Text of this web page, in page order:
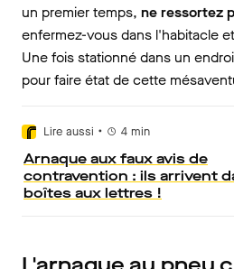
un premier temps, ne ressortez
enfermez-vous dans l'habitacle
Une fois stationné dans un
pour faire état de cette
Lire aussi • 4 min
Arnaque aux faux avis de
contravention : ils arrivent
boîtes aux lettres !